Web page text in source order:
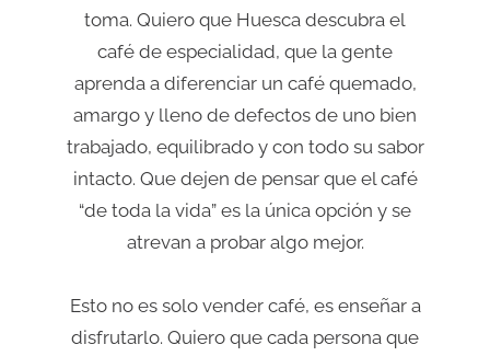
toma. Quiero que Huesca descubra el
café de especialidad, que la gente
aprenda a diferenciar un café quemado,
amargo y lleno de defectos de uno bien
trabajado, equilibrado y con todo su sabor
intacto. Que dejen de pensar que el café
“de toda la vida” es la única opción y se
atrevan a probar algo mejor.
Esto no es solo vender café, es enseñar a
disfrutarlo. Quiero que cada persona que